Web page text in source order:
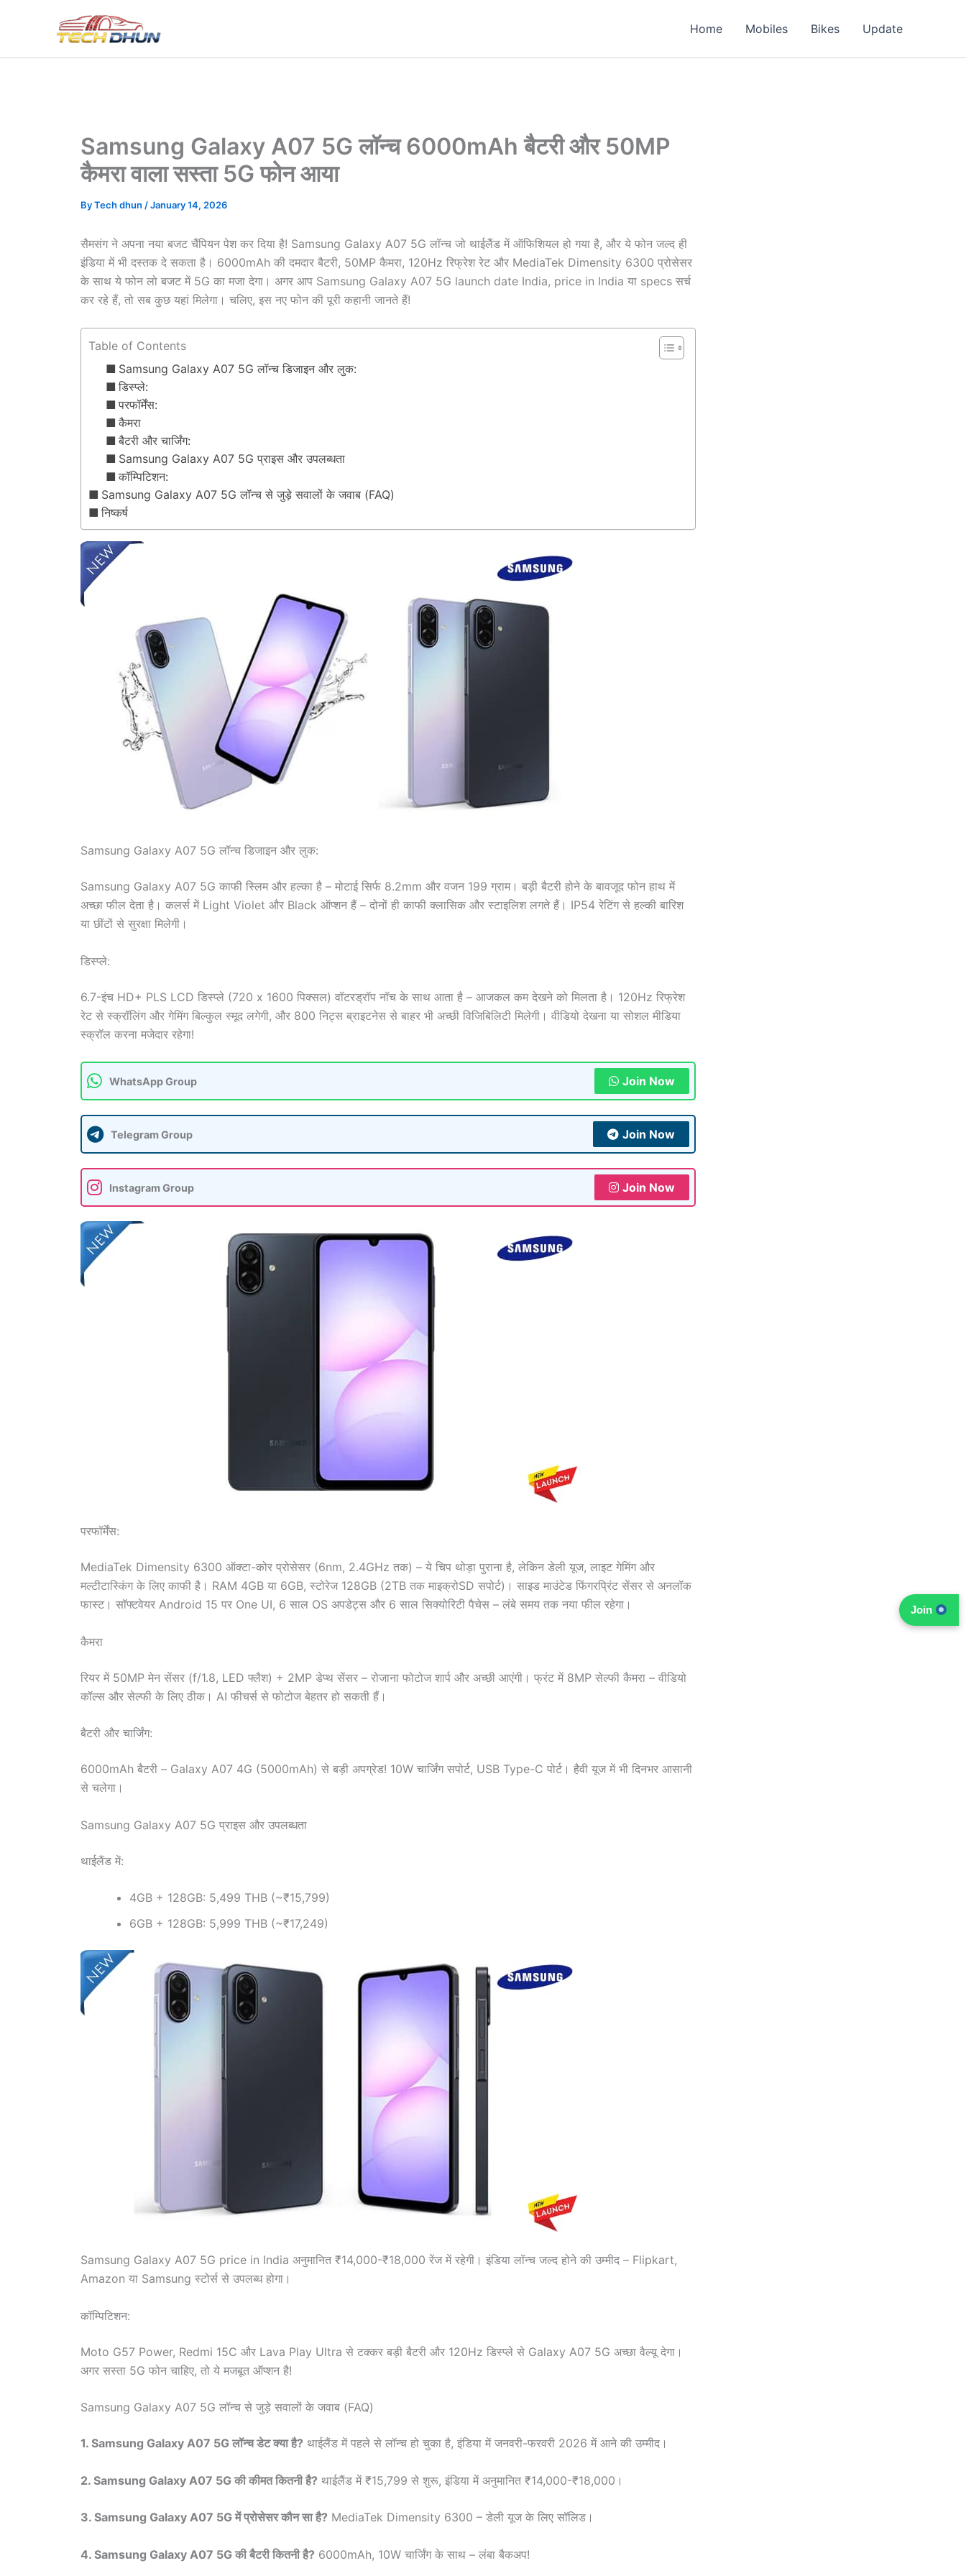
Home Mobiles Bikes Update
Samsung Galaxy A07 5G लॉन्च 6000mAh बैटरी और 50MP
कैमरा वाला सस्ता 5G फोन आया
ByTech dhun /January 14, 2026
सैमसंग ने अपना नया बजट चैंपियन पेश कर दिया है! Samsung Galaxy A07 5G लॉन्च जो थाईलैंड में ऑफिशियल हो गया है, और ये फोन जल्द ही
इंडिया में भी दस्तक दे सकता है। 6000mAh की दमदार बैटरी, 50MP कैमरा, 120Hz रिफ्रेश रेट और MediaTek Dimensity 6300 प्रोसेसर
के साथ ये फोन लो बजट में 5G का मजा देगा। अगर आप Samsung Galaxy A07 5G launch date India, price in India या specs सर्च
कर रहे हैं, तो सब कुछ यहां मिलेगा। चलिए, इस नए फोन की पूरी कहानी जानते हैं!
Table of Contents
Samsung Galaxy A07 5G लॉन्च डिजाइन और लुक:
डिस्प्ले:
परफॉर्मेंस:
कैमरा
बैटरी और चार्जिंग:
Samsung Galaxy A07 5G प्राइस और उपलब्धता
कॉम्पिटिशन:
Samsung Galaxy A07 5G लॉन्च से जुड़े सवालों के जवाब (FAQ)
निष्कर्ष
Samsung Galaxy A07 5G लॉन्च डिजाइन और लुक:
Samsung Galaxy A07 5G काफी स्लिम और हल्का है – मोटाई सिर्फ 8.2mm और वजन 199 ग्राम। बड़ी बैटरी होने के बावजूद फोन हाथ में
अच्छा फील देता है। कलर्स में Light Violet और Black ऑप्शन हैं – दोनों ही काफी क्लासिक और स्टाइलिश लगते हैं। IP54 रेटिंग से हल्की बारिश
या छींटों से सुरक्षा मिलेगी।
डिस्प्ले:
6.7-इंच HD+ PLS LCD डिस्प्ले (720 x 1600 पिक्सल) वॉटरड्रॉप नॉच के साथ आता है – आजकल कम देखने को मिलता है। 120Hz रिफ्रेश
रेट से स्क्रॉलिंग और गेमिंग बिल्कुल स्मूद लगेगी, और 800 निट्स ब्राइटनेस से बाहर भी अच्छी विजिबिलिटी मिलेगी। वीडियो देखना या सोशल मीडिया
स्क्रॉल करना मजेदार रहेगा!
WhatsApp Group Join Now
Telegram Group Join Now
Instagram Group Join Now
परफॉर्मेंस:
MediaTek Dimensity 6300 ऑक्टा-कोर प्रोसेसर (6nm, 2.4GHz तक) – ये चिप थोड़ा पुराना है, लेकिन डेली यूज, लाइट गेमिंग और
मल्टीटास्किंग के लिए काफी है। RAM 4GB या 6GB, स्टोरेज 128GB (2TB तक माइक्रोSD सपोर्ट)। साइड माउंटेड फिंगरप्रिंट सेंसर से अनलॉक
फास्ट। सॉफ्टवेयर Android 15 पर One UI, 6 साल OS अपडेट्स और 6 साल सिक्योरिटी पैचेस – लंबे समय तक नया फील रहेगा।
कैमरा
रियर में 50MP मेन सेंसर (f/1.8, LED फ्लैश) + 2MP डेप्थ सेंसर – रोजाना फोटोज शार्प और अच्छी आएंगी। फ्रंट में 8MP सेल्फी कैमरा – वीडियो
कॉल्स और सेल्फी के लिए ठीक। AI फीचर्स से फोटोज बेहतर हो सकती हैं।
बैटरी और चार्जिंग:
6000mAh बैटरी – Galaxy A07 4G (5000mAh) से बड़ी अपग्रेड! 10W चार्जिंग सपोर्ट, USB Type-C पोर्ट। हैवी यूज में भी दिनभर आसानी
से चलेगा।
Samsung Galaxy A07 5G प्राइस और उपलब्धता
थाईलैंड में:
4GB + 128GB: 5,499 THB (~₹15,799)
6GB + 128GB: 5,999 THB (~₹17,249)
Samsung Galaxy A07 5G price in India अनुमानित ₹14,000-₹18,000 रेंज में रहेगी। इंडिया लॉन्च जल्द होने की उम्मीद – Flipkart,
Amazon या Samsung स्टोर्स से उपलब्ध होगा।
कॉम्पिटिशन:
Moto G57 Power, Redmi 15C और Lava Play Ultra से टक्कर बड़ी बैटरी और 120Hz डिस्प्ले से Galaxy A07 5G अच्छा वैल्यू देगा।
अगर सस्ता 5G फोन चाहिए, तो ये मजबूत ऑप्शन है!
Samsung Galaxy A07 5G लॉन्च से जुड़े सवालों के जवाब (FAQ)
1. Samsung Galaxy A07 5G लॉन्च डेट क्या है? थाईलैंड में पहले से लॉन्च हो चुका है, इंडिया में जनवरी-फरवरी 2026 में आने की उम्मीद।
2. Samsung Galaxy A07 5G की कीमत कितनी है? थाईलैंड में ₹15,799 से शुरू, इंडिया में अनुमानित ₹14,000-₹18,000।
3. Samsung Galaxy A07 5G में प्रोसेसर कौन सा है? MediaTek Dimensity 6300 – डेली यूज के लिए सॉलिड।
4. Samsung Galaxy A07 5G की बैटरी कितनी है? 6000mAh, 10W चार्जिंग के साथ – लंबा बैकअप!
Join